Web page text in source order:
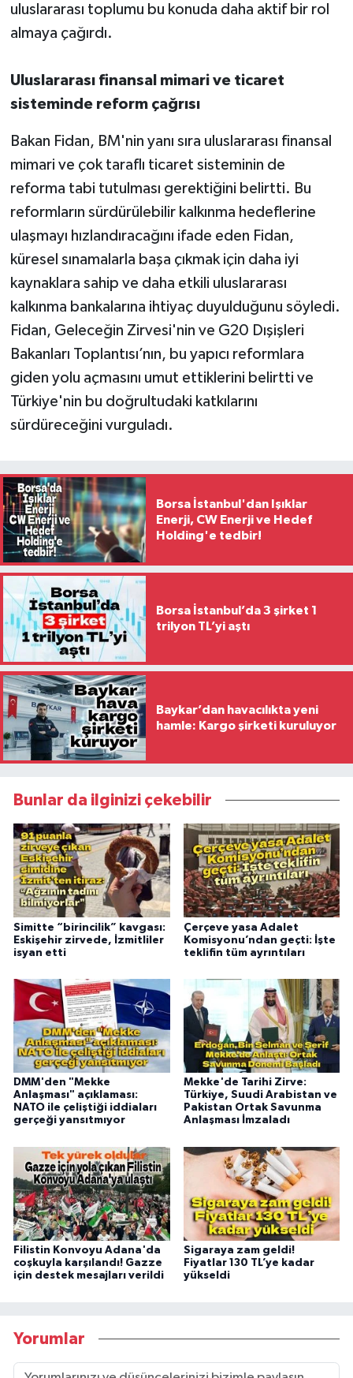
uluslararası toplumu bu konuda daha aktif bir rol
almaya çağırdı.
Uluslararası finansal mimari ve ticaret
sisteminde reform çağrısı
Bakan Fidan, BM'nin yanı sıra uluslararası finansal
mimari ve çok taraflı ticaret sisteminin de
reforma tabi tutulması gerektiğini belirtti. Bu
reformların sürdürülebilir kalkınma hedeflerine
ulaşmayı hızlandıracağını ifade eden Fidan,
küresel sınamalarla başa çıkmak için daha iyi
kaynaklara sahip ve daha etkili uluslararası
kalkınma bankalarına ihtiyaç duyulduğunu söyledi.
Fidan, Geleceğin Zirvesi'nin ve G20 Dışişleri
Bakanları Toplantısı’nın, bu yapıcı reformlara
giden yolu açmasını umut ettiklerini belirtti ve
Türkiye'nin bu doğrultudaki katkılarını
sürdüreceğini vurguladı.
Borsa İstanbul'dan Işıklar
Enerji, CW Enerji ve Hedef
Holding'e tedbir!
Borsa İstanbul’da 3 şirket 1
trilyon TL’yi aştı
Baykar’dan havacılıkta yeni
hamle: Kargo şirketi kuruluyor
Bunlar da ilginizi çekebilir
Simitte “birincilik” kavgası:
Eskişehir zirvede, İzmitliler
isyan etti
Çerçeve yasa Adalet
Komisyonu’ndan geçti: İşte
teklifin tüm ayrıntıları
DMM'den "Mekke
Anlaşması" açıklaması:
NATO ile çeliştiği iddiaları
gerçeği yansıtmıyor
Mekke'de Tarihi Zirve:
Türkiye, Suudi Arabistan ve
Pakistan Ortak Savunma
Anlaşması İmzaladı
Filistin Konvoyu Adana'da
coşkuyla karşılandı! Gazze
için destek mesajları verildi
Sigaraya zam geldi!
Fiyatlar 130 TL’ye kadar
yükseldi
Yorumlar